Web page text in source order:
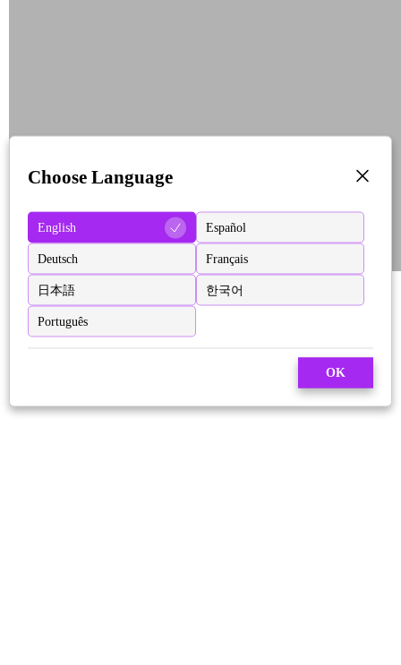
Choose Language
English Español
Deutsch Français
日本語 한국어
Português
OK